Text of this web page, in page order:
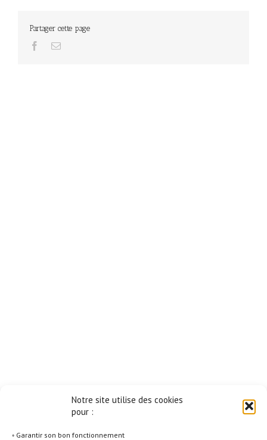
Notre site utilise des cookies
pour :
◦ Garantir son bon fonctionnement
Partager cette page